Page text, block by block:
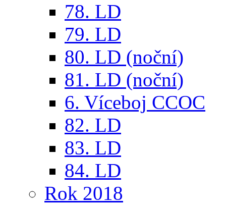
78. LD
79. LD
80. LD (noční)
81. LD (noční)
6. Víceboj CCOC
82. LD
83. LD
84. LD
Rok 2018